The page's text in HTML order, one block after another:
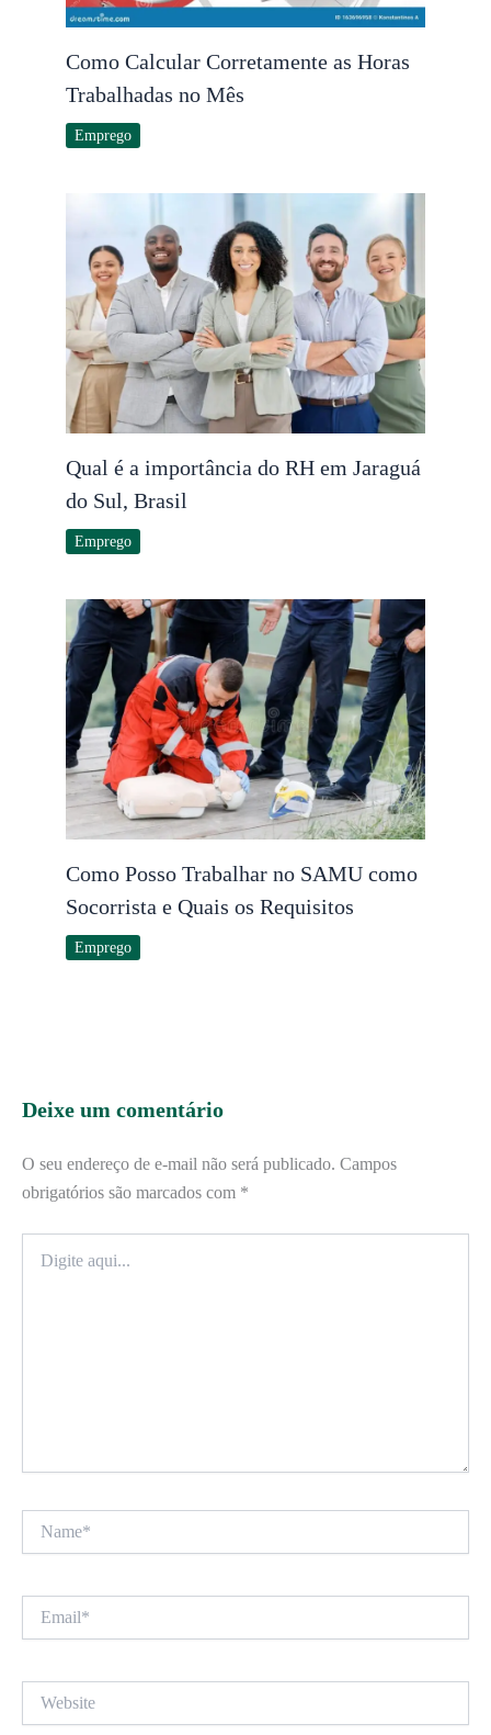
Como Calcular Corretamente as Horas
Trabalhadas no Mês
Emprego
Qual é a importância do RH em Jaraguá
do Sul, Brasil
Emprego
Como Posso Trabalhar no SAMU como
Socorrista e Quais os Requisitos
Emprego
Deixe um comentário
O seu endereço de e-mail não será publicado. Campos
obrigatórios são marcados com *
aqui...